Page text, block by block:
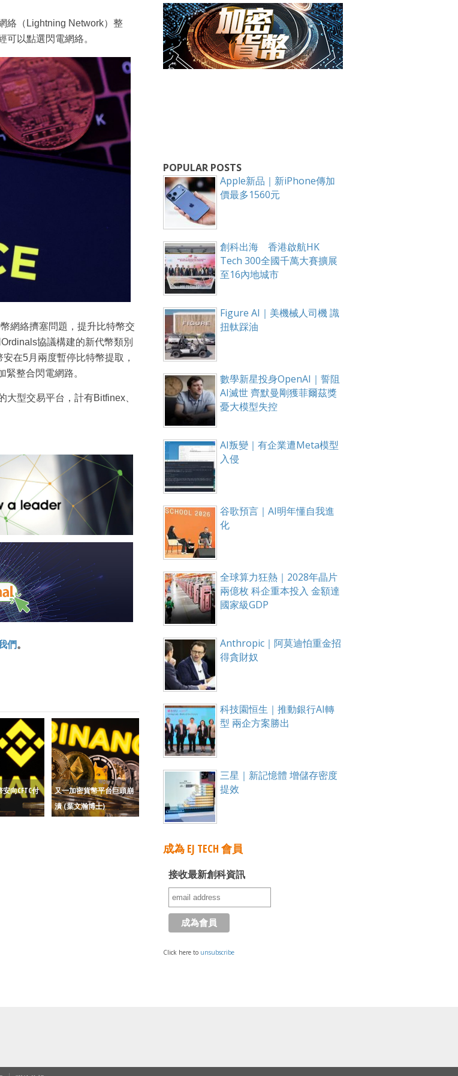
絡（Lightning Network）整
以點選閃電網絡。
網絡擠塞問題，提升比特幣交
協議構建的新代幣類別
在5月兩度暫停比特幣提取，
緊整合閃電網路。
大型交易平台，計有Bitfinex、
們。
向CFTC付
又一加密貨幣平台巨頭崩
潰 (葉文瀚博士)
POPULAR POSTS
Apple新品｜新iPhone傳加
價最多1560元
創科出海 香港啟航HK
Tech 300全國千萬大賽擴展
至16內地城市
Figure AI｜美機械人司機 識
扭軚踩油
數學新星投身OpenAI｜誓阻
AI滅世 齊默曼剛獲菲爾茲獎
憂大模型失控
AI叛變｜有企業遭Meta模型
入侵
谷歌預言｜AI明年懂自我進
化
全球算力狂熱｜2028年晶片
兩億枚 科企重本投入 金額達
國家級GDP
Anthropic｜阿莫迪怕重金招
得貪財奴
科技園恒生｜推動銀行AI轉
型 兩企方案勝出
三星｜新記憶體 增儲存密度
提效
成為 EJ TECH 會員
接收最新創科資訊
Click here to unsubscribe
Tech 會員
（附創業懶人包），直達郵箱！